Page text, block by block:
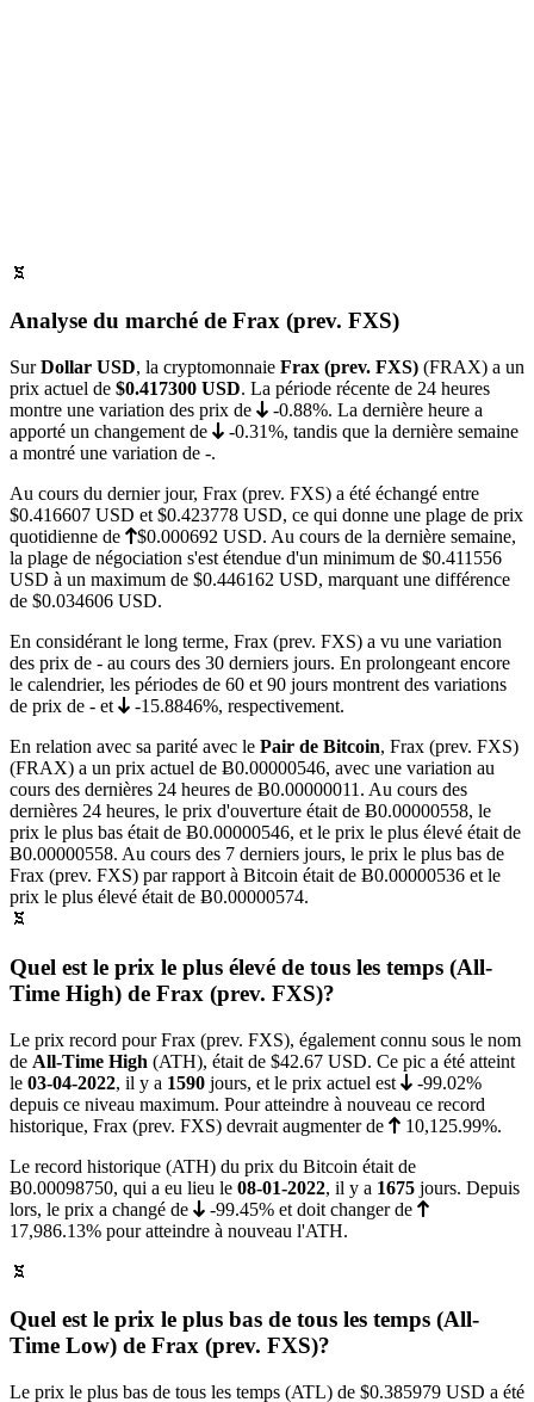
Analyse du marché de Frax (prev. FXS)
SurDollar USD, la cryptomonnaie Frax (prev. FXS) (FRAX) a un
prix actuel de $0.417300 USD. La période récente de 24 heures
montre une variation des prix de
-0.88%. La dernière heure a
apporté un changement de
-0.31%, tandis que la dernière semaine
a montré une variation de -.
Au cours du dernier jour, Frax (prev. FXS) a été échangé entre
$0.416607 USD et $0.423778 USD, ce qui donne une plage de prix
quotidienne de
$0.000692 USD. Au cours de la dernière semaine,
la plage de négociation s'est étendue d'un minimum de $0.411556
USD à un maximum de $0.446162 USD, marquant une différence
de $0.034606 USD.
En considérant le long terme, Frax (prev. FXS) a vu une variation
des prix de - au cours des 30 derniers jours. En prolongeant encore
le calendrier, les périodes de 60 et 90 jours montrent des variations
de prix de - et -15.8846%, respectivement.
En relation avec sa parité avec le Pair de Bitcoin, Frax (prev. FXS)
(FRAX) a un prix actuel de Ƀ0.00000546, avec une variation au
cours des dernières 24 heures de Ƀ0.00000011. Au cours des
dernières 24 heures, le prix d'ouverture était de Ƀ0.00000558, le
prix le plus bas était de Ƀ0.00000546, et le prix le plus élevé était de
Ƀ0.00000558. Au cours des 7 derniers jours, le prix le plus bas de
Frax (prev. FXS) par rapport à Bitcoin était de Ƀ0.00000536 et le
prix le plus élevé était de Ƀ0.00000574.
Quel est le prix le plus élevé de tous les temps (All-
Time High) de Frax (prev. FXS)?
Le prix record pour Frax (prev. FXS), également connu sous le nom
de All-Time High (ATH), était de $42.67 USD. Ce pic a été atteint
le 03-04-2022, il y a 1590 jours, et le prix actuel est
-99.02%
depuis ce niveau maximum. Pour atteindre à nouveau ce record
historique, Frax (prev. FXS) devrait augmenter de
10,125.99%.
Le record historique (ATH) du prix du Bitcoin était de
Ƀ0.00098750, qui a eu lieu le 08-01-2022, il y a 1675 jours. Depuis
lors, le prix a changé de
-99.45% et doit changer de
17,986.13% pour atteindre à nouveau l'ATH.
Quel est le prix le plus bas de tous les temps (All-
Time Low) de Frax (prev. FXS)?
Le prix le plus bas de tous les temps (ATL) de $0.385979 USD a été